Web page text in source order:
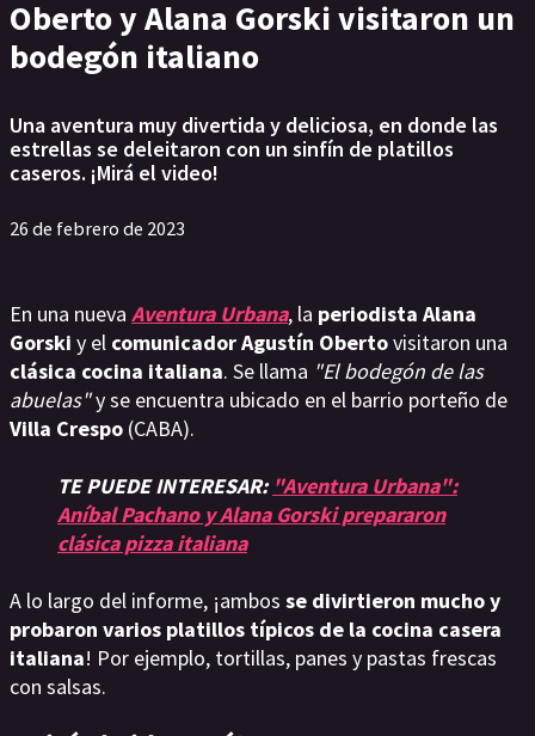
Oberto y Alana Gorski visitaron un
bodegón italiano
Una aventura muy divertida y deliciosa, en donde las
estrellas se deleitaron con un sinfín de platillos
caseros. ¡Mirá el video!
26 de febrero de 2023
En una nueva Aventura Urbana, la periodista Alana
Gorski y el comunicador Agustín Obertovisitaron una
clásica cocina italiana. Se llama "El bodegón de las
abuelas"y se encuentra ubicado en el barrio porteño de
Villa Crespo (CABA).
TE PUEDE INTERESAR: "Aventura Urbana":
Aníbal Pachano y Alana Gorski prepararon
clásica pizza italiana
A lo largo del informe, ¡ambos se divirtieron mucho y
probaron varios platillos típicos de la cocina casera
italiana! Por ejemplo, tortillas, panes y pastas frescas
con salsas.